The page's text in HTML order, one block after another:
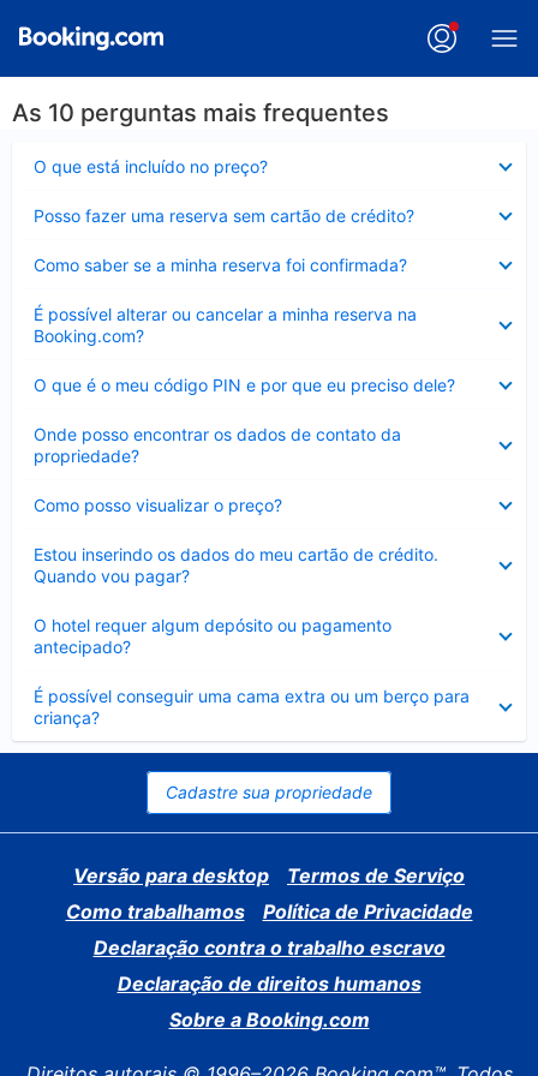
As 10 perguntas mais frequentes
O que está incluído no preço?
Posso fazer uma reserva sem cartão de crédito?
Como saber se a minha reserva foi confirmada?
É possível alterar ou cancelar a minha reserva na
Booking.com?
Contraído
O que é o meu código PIN e por que eu preciso dele?
Onde posso encontrar os dados de contato da
propriedade?
Como posso visualizar o preço?
Estou inserindo os dados do meu cartão de crédito.
Quando vou pagar?
O hotel requer algum depósito ou pagamento
antecipado?
É possível conseguir uma cama extra ou um berço para
criança?
Contraído
Cadastre sua propriedade
Versão para desktop
Termos de Serviço
Como trabalhamos
Política de Privacidade
Declaração contra o trabalho escravo
Declaração de direitos humanos
Sobre a Booking.com